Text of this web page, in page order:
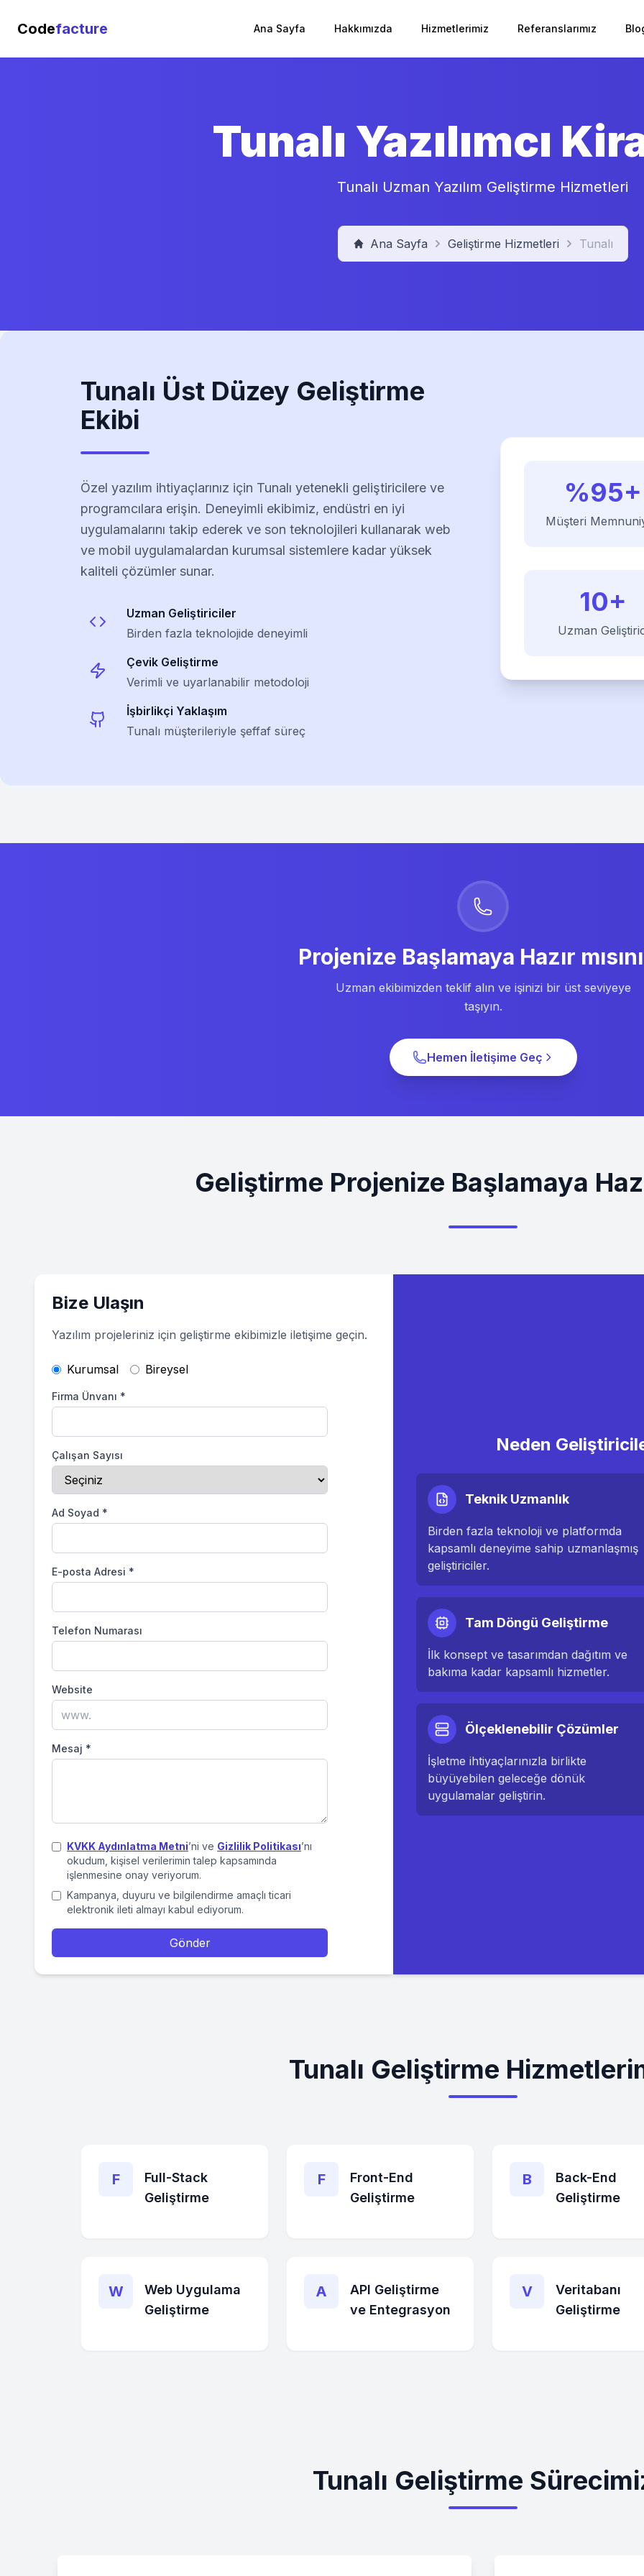
Codefacture Ana Sayfa Hakkımızda Hizmetlerimiz Referanslarımız
Tunalı Yazılımcı
Tunalı Uzman Yazılım Geliştirme Hizmetleri
Ana Sayfa Geliştirme Hizmetleri Tunalı
Tunalı Üst Düzey Geliştirme
Ekibi
Özel yazılım ihtiyaçlarınız için Tunalı yetenekli geliştiricilere ve
programcılara erişin. Deneyimli ekibimiz, endüstri en iyi
uygulamalarını takip ederek ve son teknolojileri kullanarak web
ve mobil uygulamalardan kurumsal sistemlere kadar yüksek
kaliteli çözümler sunar.
Uzman Geliştiriciler
Birden fazla teknolojide deneyimli
Çevik Geliştirme
Verimli ve uyarlanabilir metodoloji
İşbirlikçi Yaklaşım
Tunalı müşterileriyle şeffaf süreç
%95+
Müşteri
10+
Uzman
Projenize Başlamaya Hazır
Uzman ekibimizden teklif alın ve işinizi bir üst seviyeye
taşıyın.
Hemen İletişime Geç
Geliştirme Projenize Başlamaya
Bize Ulaşın
Yazılım projeleriniz için geliştirme ekibimizle iletişime geçin.
Kurumsal Bireysel
Firma Ünvanı *
Çalışan Sayısı
Ad Soyad *
E-posta Adresi *
Telefon Numarası
Website
Mesaj *
KVKK Aydınlatma Metni’ni ve Gizlilik Politikası’nı
okudum, kişisel verilerimin talep kapsamında
işlenmesine onay veriyorum.
Kampanya, duyuru ve bilgilendirme amaçlı ticari
elektronik ileti almayı kabul ediyorum.
Gönder
Neden
Teknik Uzmanlık
Birden fazla teknoloji ve platformda
kapsamlı deneyime sahip uzmanlaşmış
geliştiriciler.
Tam Döngü Geliştirme
İlk konsept ve tasarımdan dağıtım ve
bakıma kadar kapsamlı hizmetler.
Ölçeklenebilir Çözümler
İşletme ihtiyaçlarınızla birlikte
büyüyebilen geleceğe dönük
uygulamalar geliştirin.
Tunalı Geliştirme
F
Full-Stack
Geliştirme
F
Front-End
Geliştirme
B
Back-End
Geliştirme
W
Web Uygulama
Geliştirme
A
API Geliştirme
ve Entegrasyon
V
Veritabanı
Geliştirme
Tunalı Geliştirme